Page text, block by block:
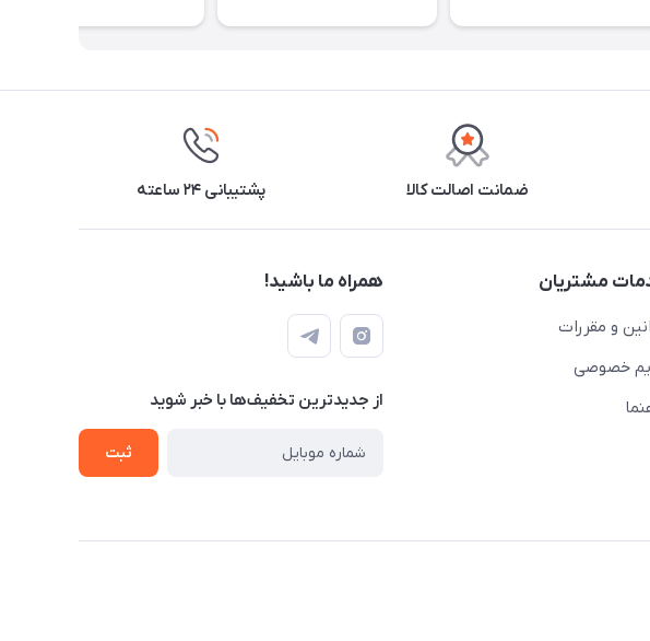
ضمانت اصالت کالا پشتیبانی ۲۴ ساعته
مشتریان
و مقررات
خصوصی
همراه ما باشید!
از جدید‌ترین تخفیف‌ها با‌ خبر شوید
ثبت